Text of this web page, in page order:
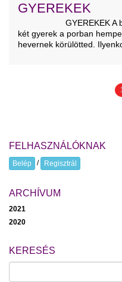
GYEREKEK
GYEREKEK A
két gyerek a porban
hevernek körülötted.
FELHASZNÁLÓKNAK
Belép / Regisztrál
ARCHÍVUM
2021
2020
KERESÉS